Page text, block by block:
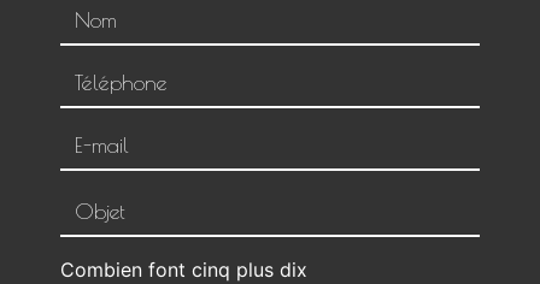
Combien font cinq plus dix